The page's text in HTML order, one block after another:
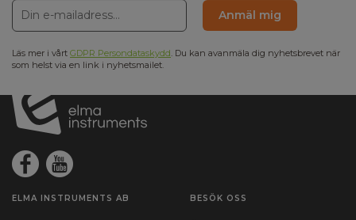
Anmäl mig
Läs mer i vårt GDPR Persondataskydd. Du kan avanmäla dig nyhetsbrevet när
som helst via en link i nyhetsmailet.
ELMA INSTRUMENTS AB BESÖK OSS